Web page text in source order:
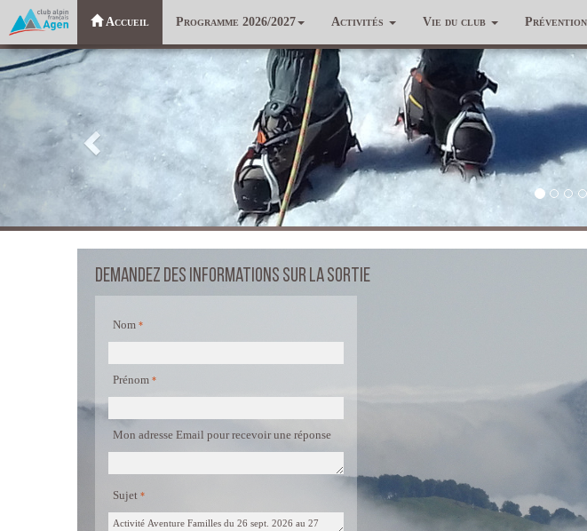
Accueil Programme 2026/2027 Activités Vie du club
Précédent
Demandez des informations sur la sortie
Nom
Prénom
Mon adresse Email pour recevoir une réponse
Sujet